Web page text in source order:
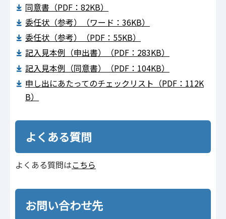
同意書（PDF：82KB）
委任状（参考）（ワード：36KB）
委任状（参考）（PDF：55KB）
記入見本例（申出書）（PDF：283KB）
記入見本例（同意書）（PDF：104KB）
申し出にあたってのチェックリスト（PDF：112K
B）
よくある質問
よくある質問はこちら
お問い合わせ先